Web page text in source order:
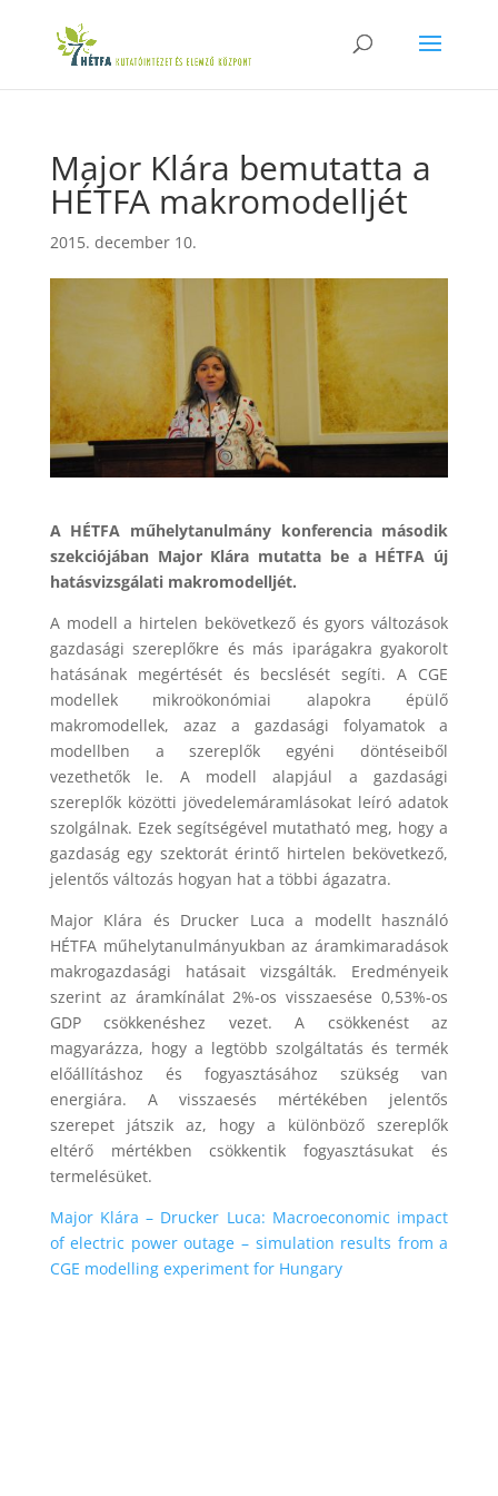
Major Klára bemutatta a
HÉTFA makromodelljét
2015. december 10.
A HÉTFA műhelytanulmány konferencia második
szekciójában Major Klára mutatta be a HÉTFA új
hatásvizsgálati makromodelljét.
A modell a hirtelen bekövetkező és gyors változások
gazdasági szereplőkre és más iparágakra gyakorolt
hatásának megértését és becslését segíti. A CGE
modellek mikroökonómiai alapokra épülő
makromodellek, azaz a gazdasági folyamatok a
modellben a szereplők egyéni döntéseiből
vezethetők le. A modell alapjául a gazdasági
szereplők közötti jövedelemáramlásokat leíró adatok
szolgálnak. Ezek segítségével mutatható meg, hogy a
gazdaság egy szektorát érintő hirtelen bekövetkező,
jelentős változás hogyan hat a többi ágazatra.
Major Klára és Drucker Luca a modellt használó
HÉTFA műhelytanulmányukban az áramkimaradások
makrogazdasági hatásait vizsgálták. Eredményeik
szerint az áramkínálat 2%-os visszaesése 0,53%-os
GDP csökkenéshez vezet. A csökkenést az
magyarázza, hogy a legtöbb szolgáltatás és termék
előállításhoz és fogyasztásához szükség van
energiára. A visszaesés mértékében jelentős
szerepet játszik az, hogy a különböző szereplők
eltérő mértékben csökkentik fogyasztásukat és
termelésüket.
Major Klára – Drucker Luca: Macroeconomic impact
of electric power outage – simulation results from a
CGE modelling experiment for Hungary